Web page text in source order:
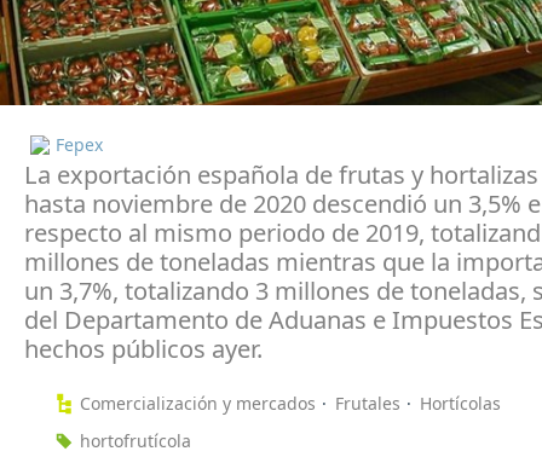
Fepex
La exportación española de frutas y
hasta noviembre de 2020 descendió un 3,5%
respecto al mismo periodo de 2019,
millones de toneladas mientras que la
un 3,7%, totalizando 3 millones de toneladas,
del Departamento de Aduanas e Impuestos
hechos públicos ayer.
Comercialización y mercados Frutales
Hortícolas
hortofrutícola